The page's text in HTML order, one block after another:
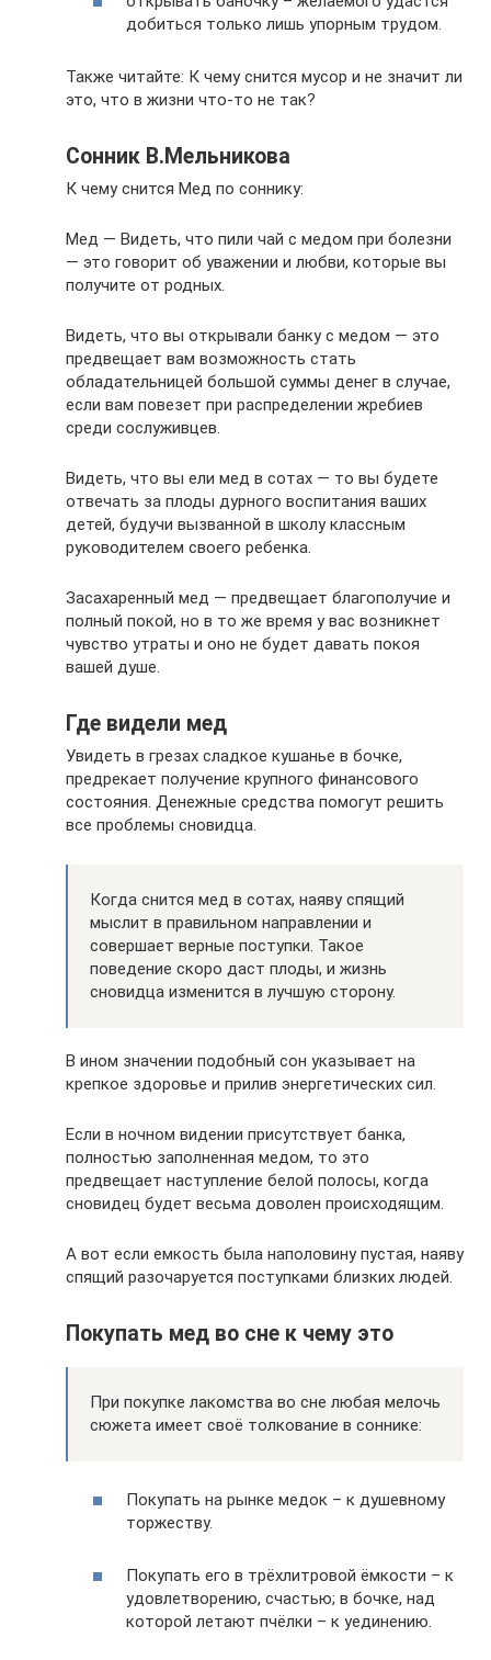
добиться только лишь упорным трудом.
Также читайте: К чему снится мусор и не значит ли
это, что в жизни что-то не так?
Сонник В.Мельникова
К чему снится Мед по соннику:
Мед — Видеть, что пили чай с медом при болезни
— это говорит об уважении и любви, которые вы
получите от родных.
Видеть, что вы открывали банку с медом — это
предвещает вам возможность стать
обладательницей большой суммы денег в случае,
если вам повезет при распределении жребиев
среди сослуживцев.
Видеть, что вы ели мед в сотах — то вы будете
отвечать за плоды дурного воспитания ваших
детей, будучи вызванной в школу классным
руководителем своего ребенка.
Засахаренный мед — предвещает благополучие и
полный покой, но в то же время у вас возникнет
чувство утраты и оно не будет давать покоя
вашей душе.
Где видели мед
Увидеть в грезах сладкое кушанье в бочке,
предрекает получение крупного финансового
состояния. Денежные средства помогут решить
все проблемы сновидца.
Когда снится мед в сотах, наяву спящий
мыслит в правильном направлении и
совершает верные поступки. Такое
поведение скоро даст плоды, и жизнь
сновидца изменится в лучшую сторону.
В ином значении подобный сон указывает на
крепкое здоровье и прилив энергетических сил.
Если в ночном видении присутствует банка,
полностью заполненная медом, то это
предвещает наступление белой полосы, когда
сновидец будет весьма доволен происходящим.
А вот если емкость была наполовину пустая, наяву
спящий разочаруется поступками близких людей.
Покупать мед во сне к чему это
При покупке лакомства во сне любая мелочь
сюжета имеет своё толкование в соннике:
Покупать на рынке медок – к душевному
торжеству.
Покупать его в трёхлитровой ёмкости – к
удовлетворению, счастью; в бочке, над
которой летают пчёлки – к уединению.